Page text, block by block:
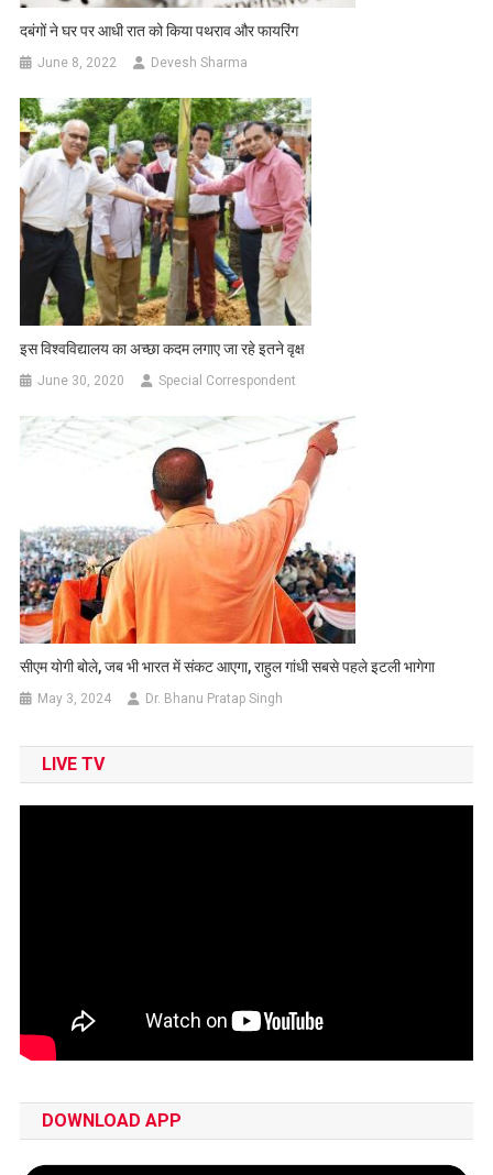
दबंगों ने घर पर आधी रात को किया पथराव और फायरिंग
June 8, 2022 Devesh Sharma
इस विश्वविद्यालय का अच्छा कदम लगाए जा रहे इतने वृक्ष
June 30, 2020 Special Correspondent
सीएम योगी बोले, जब भी भारत में संकट आएगा, राहुल गांधी सबसे पहले इटली भागेगा
May 3, 2024 Dr. Bhanu Pratap Singh
LIVE TV
DOWNLOAD APP